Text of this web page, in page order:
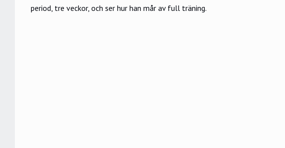
period, tre veckor, och ser hur han mår av full träning.